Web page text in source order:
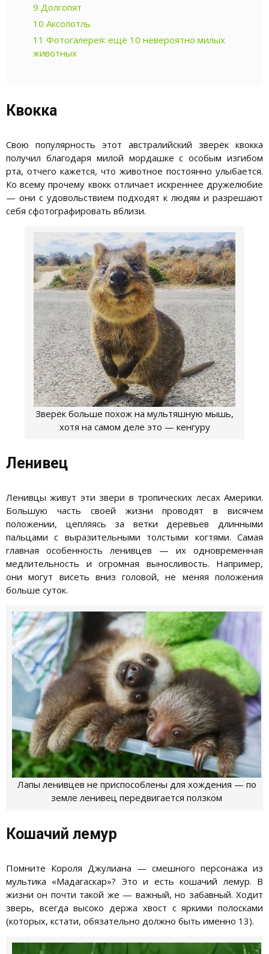
9 Долгопят
10 Аксолотль
11 Фотогалерея: ещё 10 невероятно милых
животных
Квокка
Свою популярность этот австралийский зверёк квокка
получил благодаря милой мордашке с особым изгибом
рта, отчего кажется, что животное постоянно улыбается.
Ко всему прочему квокк отличает искреннее дружелюбие
— они с удовольствием подходят к людям и разрешают
себя сфотографировать вблизи.
Зверёк больше похож на мультяшную мышь,
хотя на самом деле это — кенгуру
Ленивец
Ленивцы живут эти звери в тропических лесах Америки.
Большую часть своей жизни проводят в висячем
положении, цепляясь за ветки деревьев длинными
пальцами с выразительными толстыми когтями. Самая
главная особенность ленивцев — их одновременная
медлительность и огромная выносливость. Например,
они могут висеть вниз головой, не меняя положения
больше суток.
Лапы ленивцев не приспособлены для хождения — по
земле ленивец передвигается ползком
Кошачий лемур
Помните Короля Джулиана — смешного персонажа из
мультика «Мадагаскар»? Это и есть кошачий лемур. В
жизни он почти такой же — важный, но забавный. Ходит
зверь, всегда высоко держа хвост с яркими полосками
(которых, кстати, обязательно должно быть именно 13).